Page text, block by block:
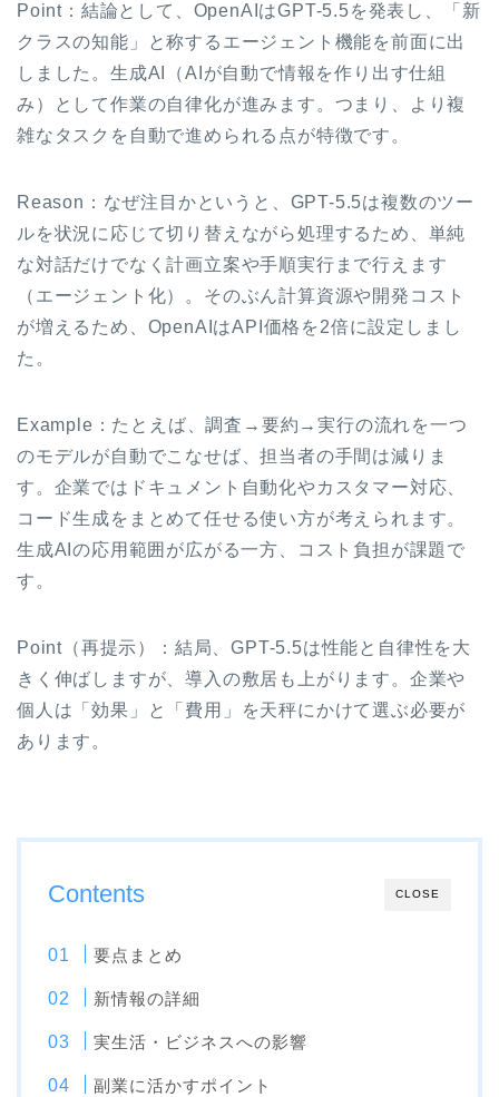
Point：結論として、OpenAIはGPT-5.5を発表し、「新
クラスの知能」と称するエージェント機能を前面に出
しました。生成AI（AIが自動で情報を作り出す仕組
み）として作業の自律化が進みます。つまり、より複
雑なタスクを自動で進められる点が特徴です。
Reason：なぜ注目かというと、GPT-5.5は複数のツー
ルを状況に応じて切り替えながら処理するため、単純
な対話だけでなく計画立案や手順実行まで行えます
（エージェント化）。そのぶん計算資源や開発コスト
が増えるため、OpenAIはAPI価格を2倍に設定しまし
た。
Example：たとえば、調査→要約→実行の流れを一つ
のモデルが自動でこなせば、担当者の手間は減りま
す。企業ではドキュメント自動化やカスタマー対応、
コード生成をまとめて任せる使い方が考えられます。
生成AIの応用範囲が広がる一方、コスト負担が課題で
す。
Point（再提示）：結局、GPT-5.5は性能と自律性を大
きく伸ばしますが、導入の敷居も上がります。企業や
個人は「効果」と「費用」を天秤にかけて選ぶ必要が
あります。
CLOSE
Contents
要点まとめ
新情報の詳細
実生活・ビジネスへの影響
副業に活かすポイント